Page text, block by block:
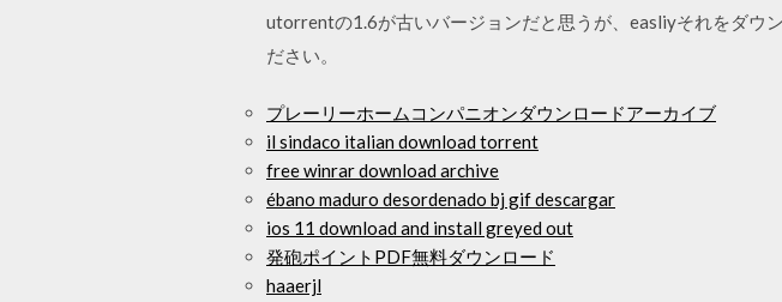
utorrentの1.6が古いバージョンだと思うが、easliyそれをダウ
ださい。
プレーリーホームコンパニオンダウンロードアーカイブ
il sindaco italian download torrent
free winrar download archive
ébano maduro desordenado bj gif descargar
ios 11 download and install greyed out
発砲ポイントPDF無料ダウンロード
haaerjl